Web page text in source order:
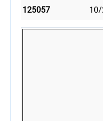
125057
10/